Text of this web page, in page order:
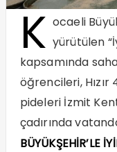
K ocaeli
yürütülen
kapsamında
öğrencileri,
pideleri İzmit
çadırında
BÜYÜKŞEHİR’LE